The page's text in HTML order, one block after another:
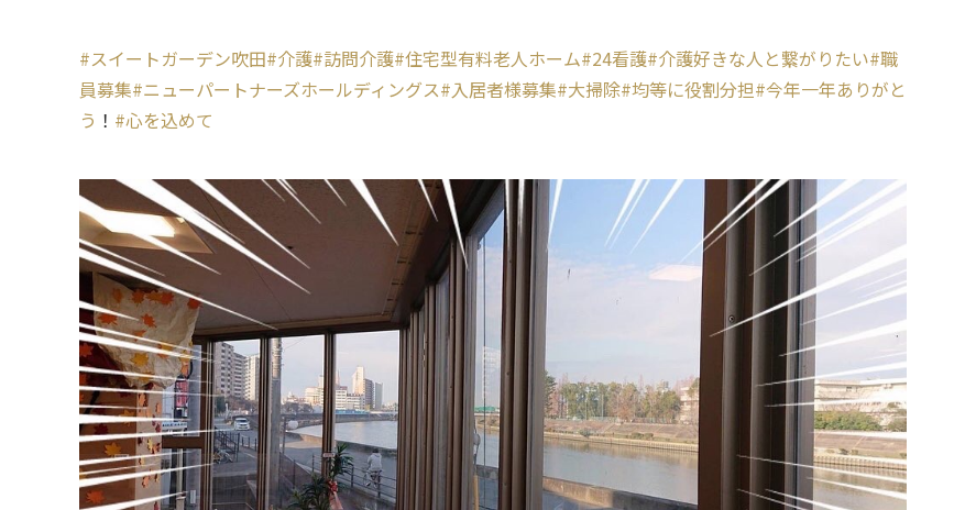
#スイートガーデン吹田#介護#訪問介護#住宅型有料老人ホーム#24看護#介護好きな人と繋がりたい#職
員募集#ニューパートナーズホールディングス#入居者様募集#大掃除#均等に役割分担#今年一年ありがと
う ！ #心を込めて